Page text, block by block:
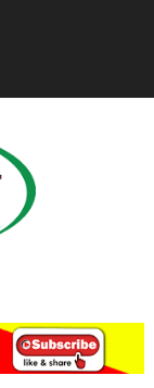
வீடியோக்களால்
“கோவிஷீல்டு”